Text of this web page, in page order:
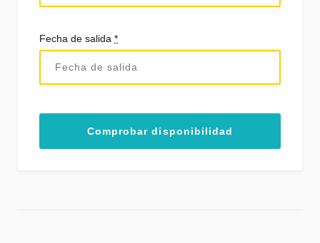
Fecha de salida *